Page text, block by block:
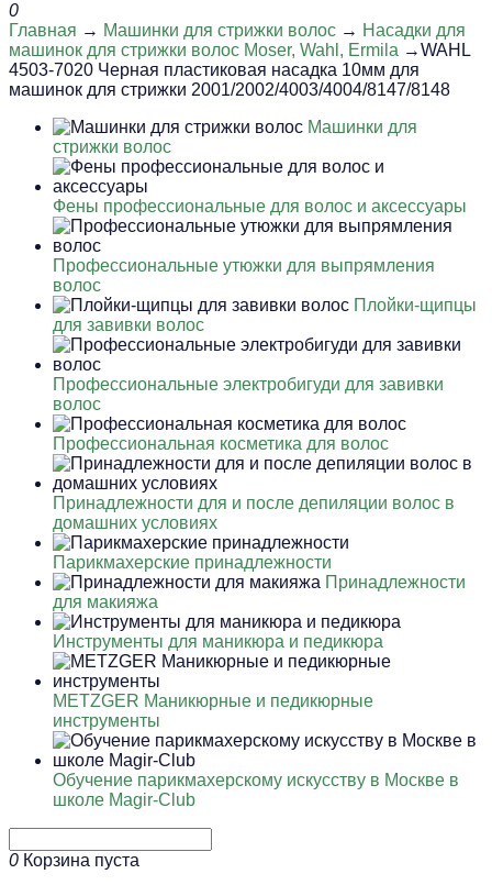
0
Главная → Машинки для стрижки волос → Насадки для
машинок для стрижки волос Moser, Wahl, Ermila →WAHL
4503-7020 Черная пластиковая насадка 10мм для
машинок для стрижки 2001/2002/4003/4004/8147/8148
Машинки для
стрижки волос
Фены профессиональные для волос и аксессуары
Профессиональные утюжки для выпрямления
волос
Плойки-щипцы
для завивки волос
Профессиональные электробигуди для завивки
волос
Профессиональная косметика для волос
Принадлежности для и после депиляции волос в
домашних условиях
Парикмахерские принадлежности
Принадлежности
для макияжа
Инструменты для маникюра и педикюра
METZGER Маникюрные и педикюрные
инструменты
Обучение парикмахерскому искусству в Москве в
школе Magir-Club
0 Корзина пуста